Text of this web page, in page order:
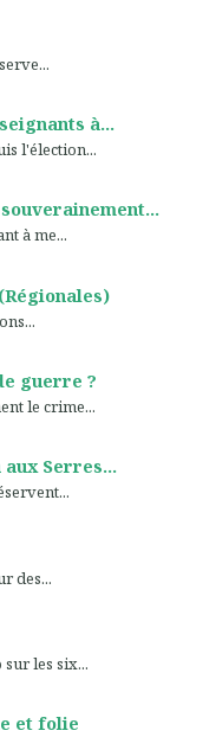
à...
l'élection...
à me...
guerre ?
le crime...
Serres...
des...
les six...
et folie